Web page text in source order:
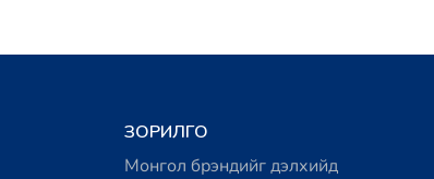
ЗОРИЛГО
Монгол брэндийг дэлхийд